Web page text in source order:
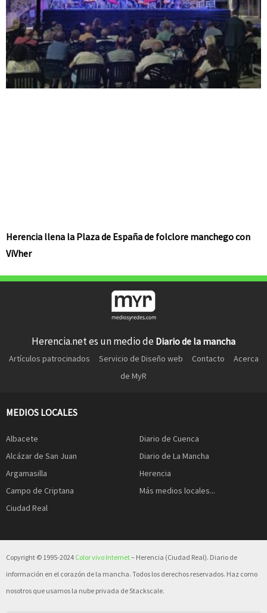
Herencia llena la Plaza de España de folclore manchego con
ViVher
Herencia.net es un medio de Diario de la mancha
Artículos patrocinados Servicio de Diseño web Contacto
Acerca
de MyR
MEDIOS LOCALES
Albacete
Alcázar de San Juan
Argamasilla
Campo de Criptana
Ciudad Real
Diario de Cuenca
Diario de La Mancha
Herencia
Más medios locales...
Copyright © 1995-2024 Color vivo Internet– Herencia (Ciudad Real). Diario de
información en el corazón de la mancha. Todos los derechos reservados. Haz como
nosotros que usamos la nube privada de Stackscale.